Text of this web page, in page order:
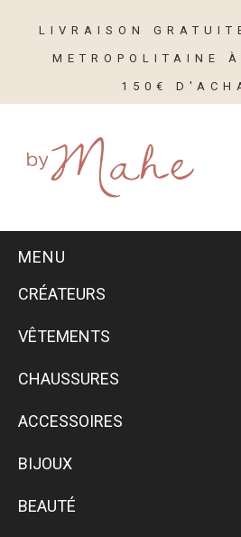
LIVRAISON
METROPOLITAINE
150€
MENU
CRÉATEURS
VÊTEMENTS
CHAUSSURES
ACCESSOIRES
BIJOUX
BEAUTÉ